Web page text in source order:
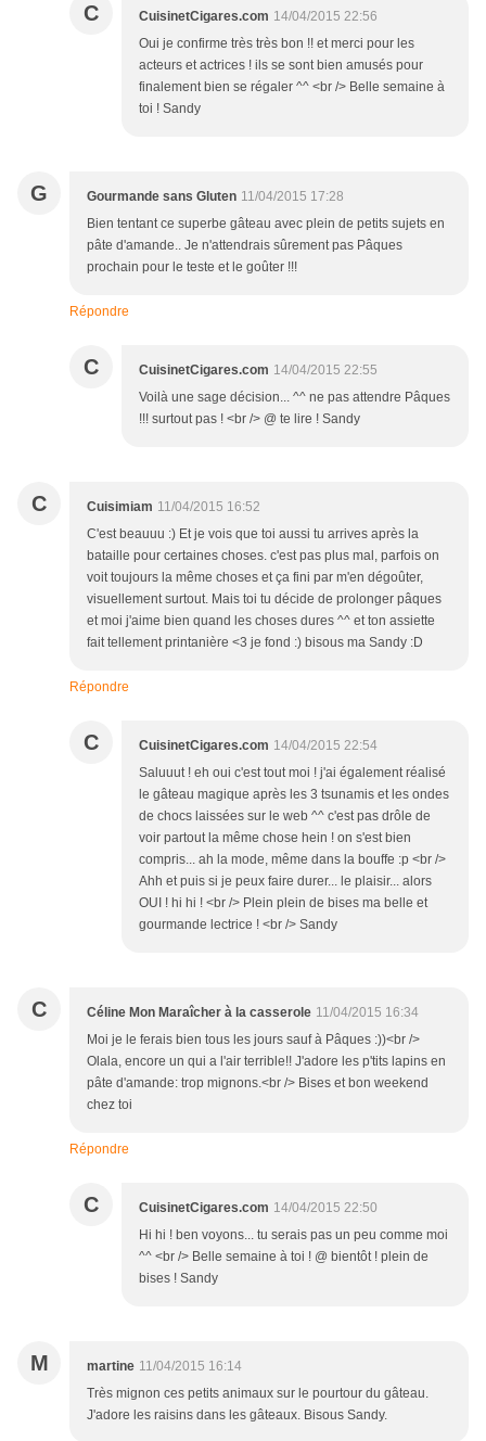
C CuisinetCigares.com 14/04/2015 22:56
Oui je confirme très très bon !! et merci pour les
acteurs et actrices ! ils se sont bien amusés pour
finalement bien se régaler ^^ <br /> Belle semaine à
toi ! Sandy
G Gourmande sans Gluten 11/04/2015 17:28
Bien tentant ce superbe gâteau avec plein de petits sujets en
pâte d'amande.. Je n'attendrais sûrement pas Pâques
prochain pour le teste et le goûter !!!
Répondre
C CuisinetCigares.com 14/04/2015 22:55
Voilà une sage décision... ^^ ne pas attendre Pâques
!!! surtout pas ! <br /> @ te lire ! Sandy
C Cuisimiam 11/04/2015 16:52
C'est beauuu :) Et je vois que toi aussi tu arrives après la
bataille pour certaines choses. c'est pas plus mal, parfois on
voit toujours la même choses et ça fini par m'en dégoûter,
visuellement surtout. Mais toi tu décide de prolonger pâques
et moi j'aime bien quand les choses dures ^^ et ton assiette
fait tellement printanière <3 je fond :) bisous ma Sandy :D
Répondre
C CuisinetCigares.com 14/04/2015 22:54
Saluuut ! eh oui c'est tout moi ! j'ai également réalisé
le gâteau magique après les 3 tsunamis et les ondes
de chocs laissées sur le web ^^ c'est pas drôle de
voir partout la même chose hein ! on s'est bien
compris... ah la mode, même dans la bouffe :p <br />
Ahh et puis si je peux faire durer... le plaisir... alors
OUI ! hi hi ! <br /> Plein plein de bises ma belle et
gourmande lectrice ! <br /> Sandy
C Céline Mon Maraîcher à la casserole 11/04/2015 16:34
Moi je le ferais bien tous les jours sauf à Pâques :))<br />
Olala, encore un qui a l'air terrible!! J'adore les p'tits lapins en
pâte d'amande: trop mignons.<br /> Bises et bon weekend
chez toi
Répondre
C CuisinetCigares.com 14/04/2015 22:50
Hi hi ! ben voyons... tu serais pas un peu comme moi
^^ <br /> Belle semaine à toi ! @ bientôt ! plein de
bises ! Sandy
M martine 11/04/2015 16:14
Très mignon ces petits animaux sur le pourtour du gâteau.
J'adore les raisins dans les gâteaux. Bisous Sandy.